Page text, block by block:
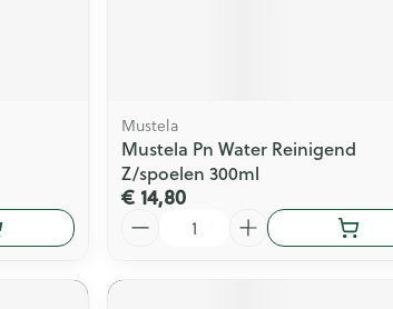
Mustela
Mustela Pn Water Reinigend
Z/spoelen 300ml
€ 14,80